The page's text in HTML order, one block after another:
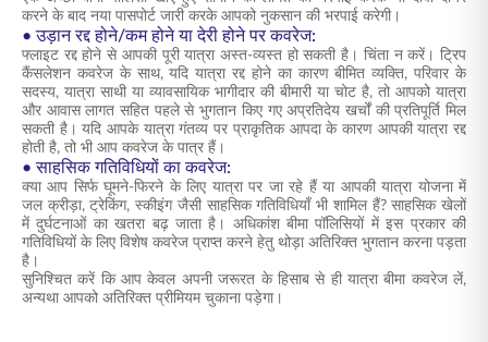
करने के बाद नया पासपोर्ट जारी करके आपको नुकसान की भरपाई करेगी।
• उड़ान रद्द होने/कम होने या देरी होने पर कवरेज:
फ्लाइट रद्द होने से आपकी पूरी यात्रा अस्त-व्यस्त हो सकती है। चिंता न करें। ट्रिप
कैंसलेशन कवरेज के साथ, यदि यात्रा रद्द होने का कारण बीमित व्यक्ति, परिवार के
सदस्य, यात्रा साथी या व्यावसायिक भागीदार की बीमारी या चोट है, तो आपको यात्रा
और आवास लागत सहित पहले से भुगतान किए गए अप्रतिदेय खर्चों की प्रतिपूर्ति मिल
सकती है। यदि आपके यात्रा गंतव्य पर प्राकृतिक आपदा के कारण आपकी यात्रा रद्द
होती है, तो भी आप कवरेज के पात्र हैं।
• साहसिक गतिविधियों का कवरेज:
क्या आप सिर्फ घूमने-फिरने के लिए यात्रा पर जा रहे हैं या आपकी यात्रा योजना में
जल क्रीड़ा, ट्रेकिंग, स्कीइंग जैसी साहसिक गतिविधियाँ भी शामिल हैं? साहसिक खेलों
में दुर्घटनाओं का खतरा बढ़ जाता है। अधिकांश बीमा पॉलिसियों में इस प्रकार की
गतिविधियों के लिए विशेष कवरेज प्राप्त करने हेतु थोड़ा अतिरिक्त भुगतान करना पड़ता
है।
सुनिश्चित करें कि आप केवल अपनी जरूरत के हिसाब से ही यात्रा बीमा कवरेज लें,
अन्यथा आपको अतिरिक्त प्रीमियम चुकाना पड़ेगा।